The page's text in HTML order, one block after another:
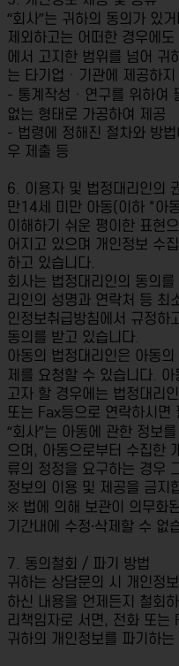
“회사”는 귀하의 동의가 있
제외하고는 어떠한 경우에
에서 고지한 범위를 넘어 귀
는 타기업ㆍ기관에 제공하
- 통계작성ㆍ연구를 위하여
없는 형태로 가공하여 제공
- 법령에 정해진 절차와 방
우 제출 등
6. 이용자 및 법정대리인의
만14세 미만 아동(이하 "아
이해하기 쉬운 평이한 표현
어지고 있으며 개인정보 수
하고 있습니다.
회사는 법정대리인의 동의
리인의 성명과 연락처 등 최
인정보취급방침에서 규정하
동의를 받고 있습니다.
아동의 법정대리인은 아동
제를 요청할 수 있습니다.
고자 할 경우에는 법정대리
또는 Fax등으로 연락하시면
“회사”는 아동에 관한 정보
으며, 아동으로부터 수집한
류의 정정을 요구하는 경우
정보의 이용 및 제공을 금지
※ 법에 의해 보관이 의무화
기간내에 수정·삭제할 수 없
7. 동의철회 / 파기 방법
귀하는 상담문의 시 개인정
하신 내용을 언제든지 철회
리책임자로 서면, 전화 또는
귀하의 개인정보를 파기하